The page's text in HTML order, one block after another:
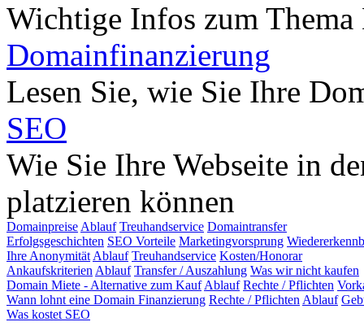
Wichtige Infos zum
Domainfinanzierung
Lesen Sie, wie Sie Ihre
SEO
Wie Sie Ihre Webseite in
platzieren können
Domainpreise Ablauf Treuhandservice Domaintransfer
Erfolgsgeschichten SEO Vorteile Marketingvorsprung
Ihre Anonymität Ablauf Treuhandservice Kosten/Honorar
Ankaufskriterien Ablauf Transfer / Auszahlung Was wir nicht kaufen
Domain Miete - Alternative zum Kauf Ablauf Rechte / Pflichten
Wann lohnt eine Domain Finanzierung Rechte / Pflichten Ablauf
Was kostet SEO